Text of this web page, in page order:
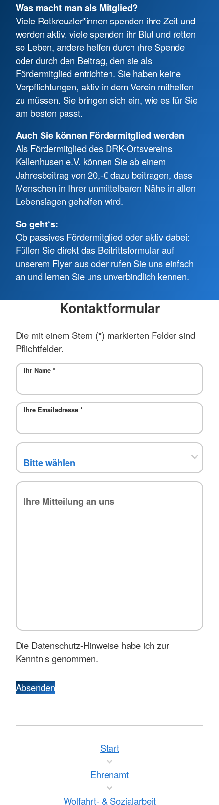
Was macht man als Mitglied?
Viele Rotkreuzler*innen spenden ihre Zeit und
werden aktiv, viele spenden ihr Blut und retten
so Leben, andere helfen durch ihre Spende
oder durch den Beitrag, den sie als
Fördermitglied entrichten. Sie haben keine
Verpflichtungen, aktiv in dem Verein mithelfen
zu müssen. Sie bringen sich ein, wie es für Sie
am besten passt.
Auch Sie können Fördermitglied werden
Als Fördermitglied des DRK-Ortsvereins
Kellenhusen e.V. können Sie ab einem
Jahresbeitrag von 20,-€ dazu beitragen, dass
Menschen in Ihrer unmittelbaren Nähe in allen
Lebenslagen geholfen wird.
So geht‘s:
Ob passives Fördermitglied oder aktiv dabei:
Füllen Sie direkt das Beitrittsformular auf
unserem Flyer aus oder rufen Sie uns einfach
an und lernen Sie uns unverbindlich kennen.
Kontaktformular
Die mit einem Stern (*) markierten Felder sind
Pflichtfelder.
Ihr Name *
Ihre Emailadresse *
Die Datenschutz-Hinweise habe ich zur
Kenntnis genommen.
Absenden
Start
Ehrenamt
Wolfahrt- & Sozialarbeit